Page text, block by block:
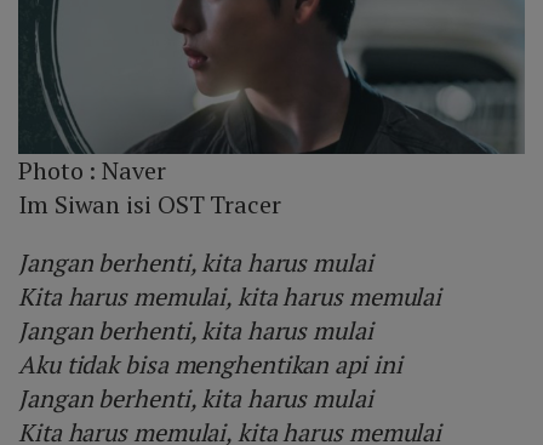
Photo :Naver
Im Siwan isi OST Tracer
Jangan berhenti, kita harus mulai
Kita harus memulai, kita harus memulai
Jangan berhenti, kita harus mulai
Aku tidak bisa menghentikan api ini
Jangan berhenti, kita harus mulai
Kita harus memulai, kita harus memulai